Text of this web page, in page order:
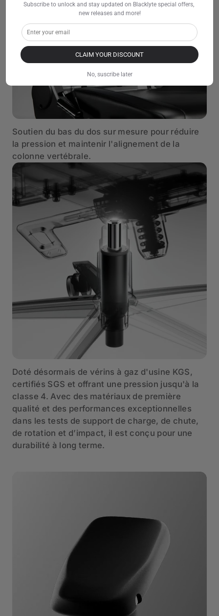
Soutien du bas du dos sur mesure pour réduire
la pression et maintenir l'alignement de la
colonne vertébrale.
Doté désormais de vérins à gaz d'usine KGS,
certifiés SGS et offrant une pression jusqu'à la
classe 4. Avec des matériaux de première
qualité et des performances exceptionnelles
dans les tests de support de charge, de chute,
de rotation et d’impact, il est conçu pour une
durabilité à long terme.
Subscribe to unlock and stay updated on Blacklyte special offers,
new releases and more!
CLAIM YOUR DISCOUNT
No, suscribe later